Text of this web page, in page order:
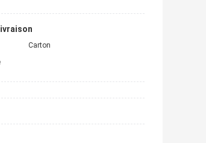
Carton